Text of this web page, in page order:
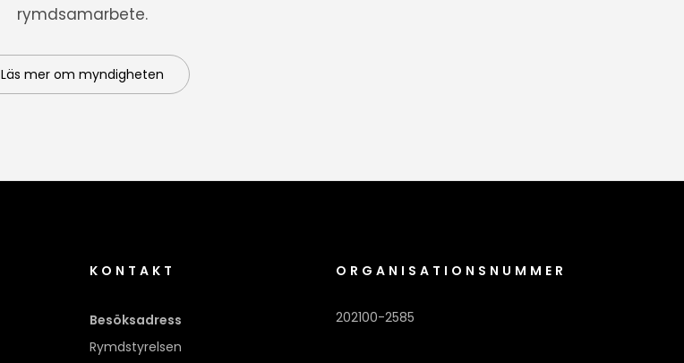
rymdsamarbete.
Läs mer om myndigheten
KONTAKT
Besöksadress
Rymdstyrelsen
ORGANISATIONSNUMMER
202100-2585